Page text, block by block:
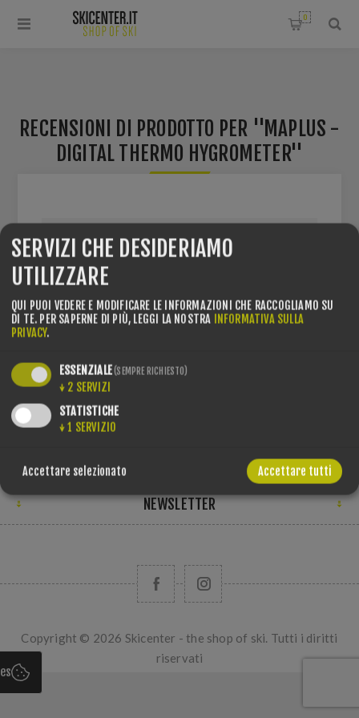
0
RECENSIONI DI PRODOTTO PER
MAPLUS -
DIGITAL THERMO HYGROMETER
SCRIVI UNA RECENSIONE
CONTATTI
NEWSLETTER
Copyright © 2026 Skicenter - the shop of ski. Tutti i diritti
riservati
SERVIZI CHE DESIDERIAMO
UTILIZZARE
QUI PUOI VEDERE E MODIFICARE LE INFORMAZIONI CHE RACCOGLIAMO SU
DI TE. PER SAPERNE DI PIÙ, LEGGI LA NOSTRA INFORMATIVA SULLA
PRIVACY.
ESSENZIALE(SEMPRE RICHIESTO)
↓ 2 SERVIZI
STATISTICHE
↓ 1 SERVIZIO
Accettare selezionato Accettare tutti